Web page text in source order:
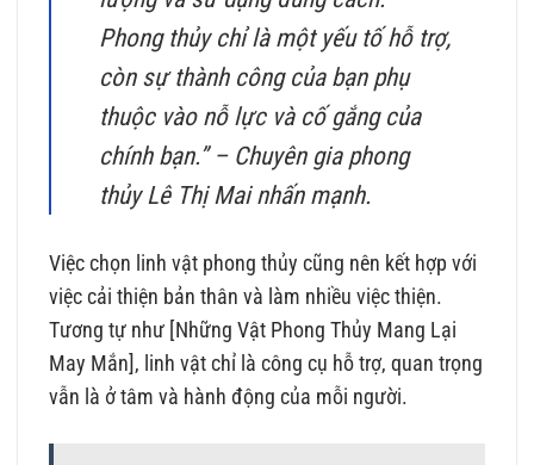
Phong thủy chỉ là một yếu tố hỗ trợ,
còn sự thành công của bạn phụ
thuộc vào nỗ lực và cố gắng của
chính bạn.” – Chuyên gia phong
thủy Lê Thị Mai nhấn mạnh.
Việc chọn linh vật phong thủy cũng nên kết hợp với
việc cải thiện bản thân và làm nhiều việc thiện.
Tương tự như [Những Vật Phong Thủy Mang Lại
May Mắn], linh vật chỉ là công cụ hỗ trợ, quan trọng
vẫn là ở tâm và hành động của mỗi người.